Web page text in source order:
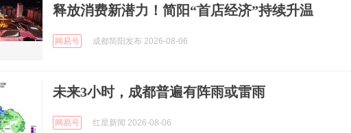
释放消费新潜力！简阳“首店经济”持续升温
网易号 成都简阳发布 2026-08-06
未来3小时，成都普遍有阵雨或雷雨
网易号 红星新闻 2026-08-06